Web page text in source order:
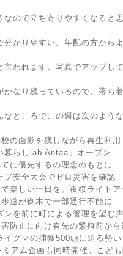
なので立ち寄りやすくなると
分かりやすい。年配の方から
言われます。写真でアップし
かなり残っているので、落ち
なところでこの週は次のような
の面影を残しながら再生利用
らしlab Antaa」オープン
に優先するの理念のもとに
安全大会でゼロ災害を確認
楽しい一日を。夜桜ライトア
道が倒木で一部通行不能に
を前に町による管理を望む声
防止に向け春先の繁殖前から
グマの捕獲500頭に迫る勢い
アム企画も同時開催。こど